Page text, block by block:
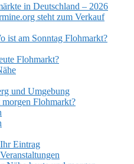
in Deutschland – 2026
steht zum Verkauf
ist am Sonntag Flohmarkt?
Flohmarkt?
und Umgebung
Flohmarkt?
Eintrag